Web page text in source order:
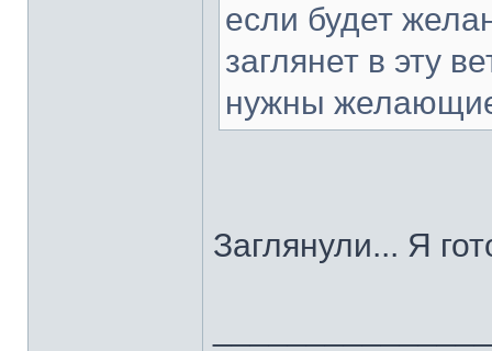
если будет
заглянет в эту
нужны
Заглянули... Я